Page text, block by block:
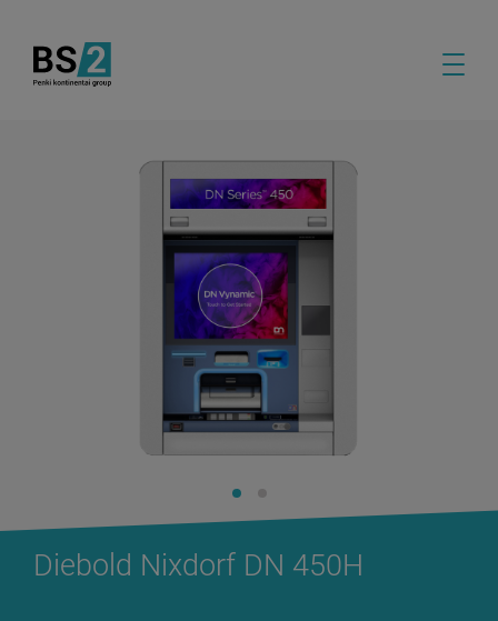
Diebold Nixdorf DN 450H